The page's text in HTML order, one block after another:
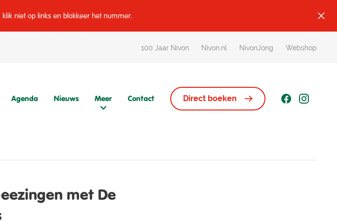
niet op links en blokkeer het nummer.
100 Jaar Nivon Nivon.nl NivonJong Webshop
Agenda Nieuws Meer Contact Direct boeken
met De